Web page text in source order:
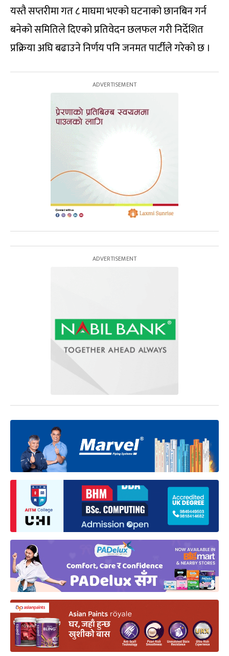
यस्तै सप्तरीमा गत ८ माघमा भएको घटनाको छानबिन गर्न
बनेको समितिले दिएको प्रतिवेदन छलफल गरी निर्देशित
प्रक्रिया अघि बढाउने निर्णय पनि जनमत पार्टीले गरेको छ ।